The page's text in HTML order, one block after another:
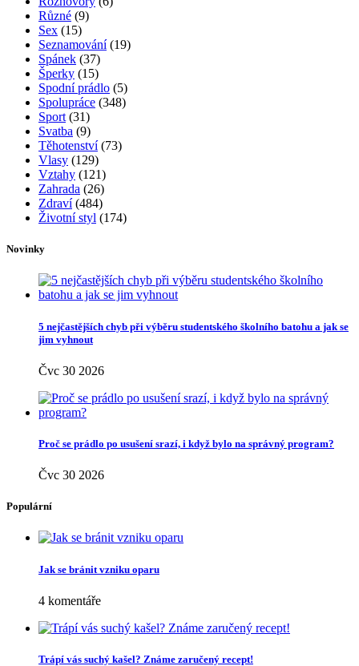
Bulvár a celebrity
Bydlení(76)
Cestování
(57)
Cvičení(131)
Děti(86)
Diety(15)
Domácnost(26)
Doplňky(32)
Hubnutí(119)
Jídlo(60)
Kosmetika(399)
Krása (177)
Líčení(54)
Mateřství(11)
Miminka(25)
Móda(218)
Nezařazené
Obuv(17)
Oči(26)
Recepty(250)
Rodina(24)
Rozhovory(6)
Sex(15)
Seznamování
Šperky(15)
Spolupráce(348)
Sport(31)
Těhotenství
Vztahy(121)
Zdraví(484)